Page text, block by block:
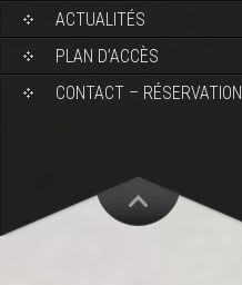
ACTUALITÉS
PLAN D’ACCÈS
CONTACT – RÉSERVATION